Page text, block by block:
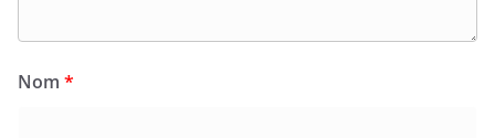
Nom *